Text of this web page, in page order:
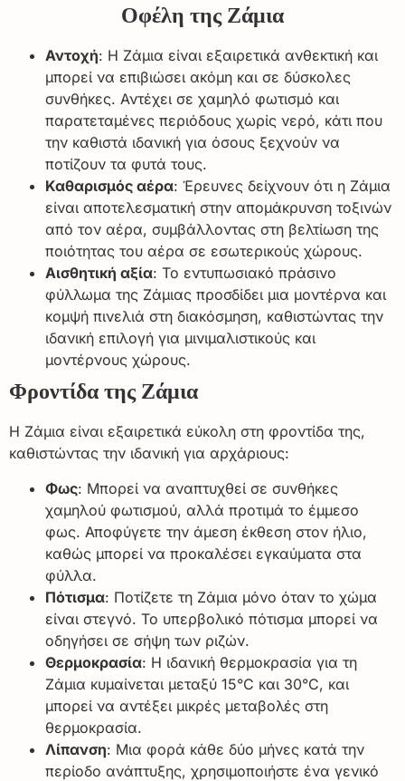
Οφέλη της Ζάμια
Αντοχή: Η Ζάμια είναι εξαιρετικά ανθεκτική και
μπορεί να επιβιώσει ακόμη και σε δύσκολες
συνθήκες. Αντέχει σε χαμηλό φωτισμό και
παρατεταμένες περιόδους χωρίς νερό, κάτι που
την καθιστά ιδανική για όσους ξεχνούν να
ποτίζουν τα φυτά τους.
Καθαρισμός αέρα: Έρευνες δείχνουν ότι η Ζάμια
είναι αποτελεσματική στην απομάκρυνση τοξινών
από τον αέρα, συμβάλλοντας στη βελτίωση της
ποιότητας του αέρα σε εσωτερικούς χώρους.
Αισθητική αξία: Το εντυπωσιακό πράσινο
φύλλωμα της Ζάμιας προσδίδει μια μοντέρνα και
κομψή πινελιά στη διακόσμηση, καθιστώντας την
ιδανική επιλογή για μινιμαλιστικούς και
μοντέρνους χώρους.
Φροντίδα της Ζάμια
Η Ζάμια είναι εξαιρετικά εύκολη στη φροντίδα της,
καθιστώντας την ιδανική για αρχάριους:
Φως: Μπορεί να αναπτυχθεί σε συνθήκες
χαμηλού φωτισμού, αλλά προτιμά το έμμεσο
φως. Αποφύγετε την άμεση έκθεση στον ήλιο,
καθώς μπορεί να προκαλέσει εγκαύματα στα
φύλλα.
Πότισμα: Ποτίζετε τη Ζάμια μόνο όταν το χώμα
είναι στεγνό. Το υπερβολικό πότισμα μπορεί να
οδηγήσει σε σήψη των ριζών.
Θερμοκρασία: Η ιδανική θερμοκρασία για τη
Ζάμια κυμαίνεται μεταξύ 15°C και 30°C, και
μπορεί να αντέξει μικρές μεταβολές στη
θερμοκρασία.
Λίπανση: Μια φορά κάθε δύο μήνες κατά την
περίοδο ανάπτυξης, χρησιμοποιήστε ένα γενικό